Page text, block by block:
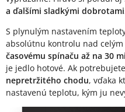
a ďalšími sladkými
S plynulým nastavením
absolútnu kontrolu nad
časovému spínaču až na 30
je jedlo hotové. Ak
nepretržitého chodu, vďaka
nastavenú teplotu, kým ju